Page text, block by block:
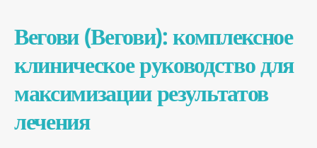
Вегови (Вегови): комплексное
клиническое руководство для
максимизации результатов
лечения